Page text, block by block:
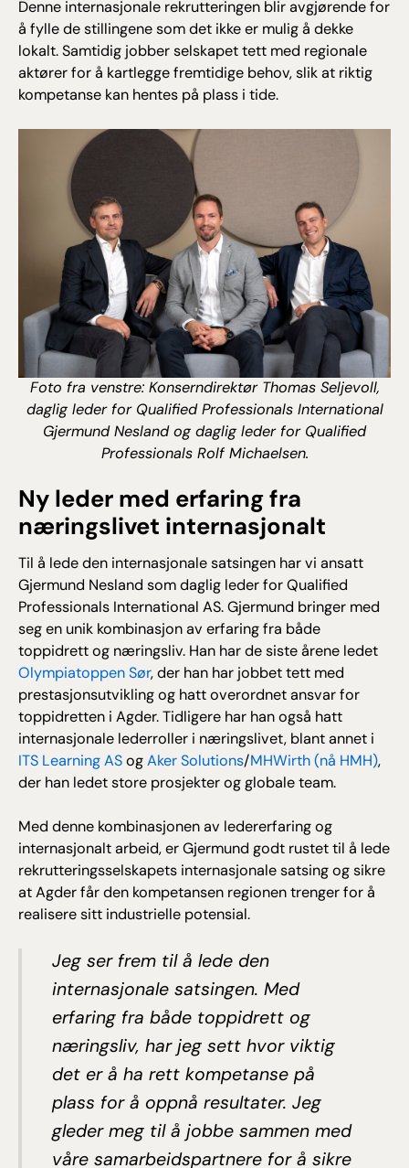
Denne internasjonale rekrutteringen blir avgjørende for
å fylle de stillingene som det ikke er mulig å dekke
lokalt. Samtidig jobber selskapet tett med regionale
aktører for å kartlegge fremtidige behov, slik at riktig
kompetanse kan hentes på plass i tide.
Foto fra venstre: Konserndirektør Thomas Seljevoll,
daglig leder for Qualified Professionals International
Gjermund Nesland og daglig leder for Qualified
Professionals Rolf Michaelsen.
Ny leder med erfaring fra
næringslivet internasjonalt
Til å lede den internasjonale satsingen har vi ansatt
Gjermund Nesland som daglig leder for Qualified
Professionals International AS. Gjermund bringer med
seg en unik kombinasjon av erfaring fra både
toppidrett og næringsliv. Han har de siste årene ledet
Olympiatoppen Sør, der han har jobbet tett med
prestasjonsutvikling og hatt overordnet ansvar for
toppidretten i Agder. Tidligere har han også hatt
internasjonale lederroller i næringslivet, blant annet i
ITS Learning AS og Aker Solutions/MHWirth (nå HMH),
der han ledet store prosjekter og globale team.
Med denne kombinasjonen av ledererfaring og
internasjonalt arbeid, er Gjermund godt rustet til å lede
rekrutteringsselskapets internasjonale satsing og sikre
at Agder får den kompetansen regionen trenger for å
realisere sitt industrielle potensial.
Jeg ser frem til å lede den
internasjonale satsingen. Med
erfaring fra både toppidrett og
næringsliv, har jeg sett hvor viktig
det er å ha rett kompetanse på
plass for å oppnå resultater. Jeg
gleder meg til å jobbe sammen med
våre samarbeidspartnere for å sikre